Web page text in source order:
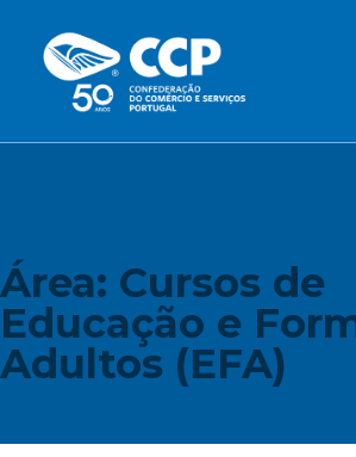
Área: Cursos de
Educação e
Adultos (EFA)